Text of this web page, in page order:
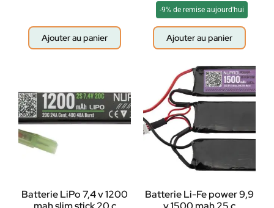
Ajouter au panier
-9% de remise aujourd'hui
Ajouter au panier
Batterie LiPo 7,4 v 1200
Batterie Li-Fe power 9,9